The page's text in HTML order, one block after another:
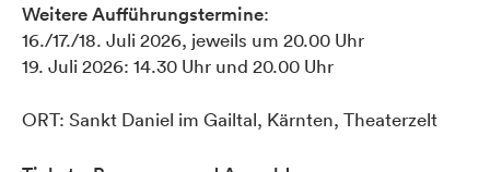
Weitere Aufführungstermine:
16./17./18. Juli 2026, jeweils um 20.00 Uhr
19. Juli 2026: 14.30 Uhr und 20.00 Uhr
ORT: Sankt Daniel im Gailtal, Kärnten, Theaterzelt